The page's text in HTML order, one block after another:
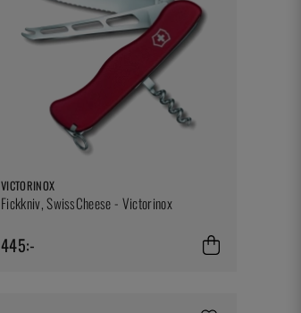
VICTORINOX
Fickkniv, SwissCheese - Victorinox
445:-